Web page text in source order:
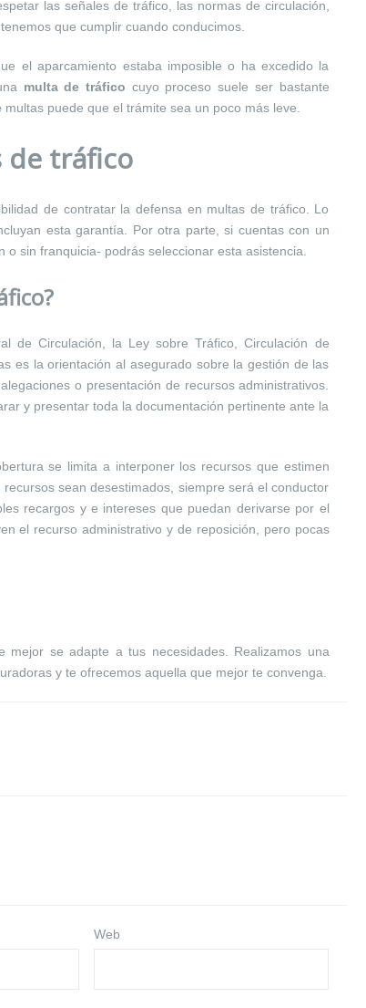
las señales de tráfico, las normas de circulación,
que cumplir cuando conducimos.
el aparcamiento estaba imposible o ha excedido la
multa de tráfico cuyo proceso suele ser bastante
multas puede que el trámite sea un poco más leve.
de tráfico
de contratar la defensa en multas de tráfico. Lo
esta garantía. Por otra parte, si cuentas con un
o sin franquicia- podrás seleccionar esta asistencia.
de Circulación, la Ley sobre Tráfico, Circulación de
es la orientación al asegurado sobre la gestión de las
o presentación de recursos administrativos.
y presentar toda la documentación pertinente ante la
se limita a interponer los recursos que estimen
sean desestimados, siempre será el conductor
recargos y e intereses que puedan derivarse por el
el recurso administrativo y de reposición, pero pocas
se adapte a tus necesidades. Realizamos una
y te ofrecemos aquella que mejor te convenga.
Web